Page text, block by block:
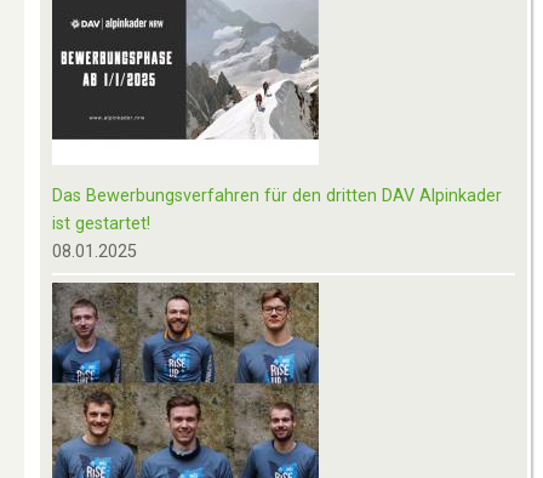
Das Bewerbungsverfahren für den dritten DAV Alpinkader
ist gestartet!
08.01.2025